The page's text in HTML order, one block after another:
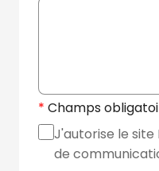
Champs
J'autorise le
de